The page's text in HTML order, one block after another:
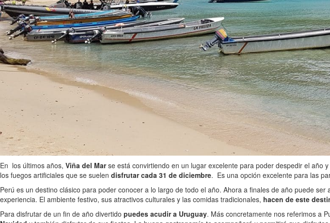
En los últimos años, Viña del Marse está convirtiendo en un lugar excelente para poder despedir el año
los fuegos artificiales que se suelen disfrutar cada 31 de diciembre. Es una opción excelente para las
Perú es un destino clásico para poder conocer a lo largo de todo el año. Ahora a finales de año puede ser
experiencia. El ambiente festivo, sus atractivos culturales y las comidas tradicionales, hacen de este
Para disfrutar de un fin de año divertido puedes acudir a Uruguay. Más concretamente nos referimos a